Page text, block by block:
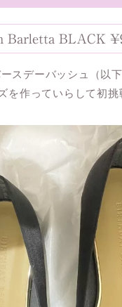
Barletta BLACK
スデーバッシュ（以
を作っていらして初挑